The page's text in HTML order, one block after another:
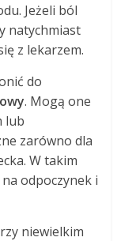
Jeżeli ból
natychmiast
z lekarzem.
do
. Mogą one
lub
zarówno dla
W takim
odpoczynek i
niewielkim